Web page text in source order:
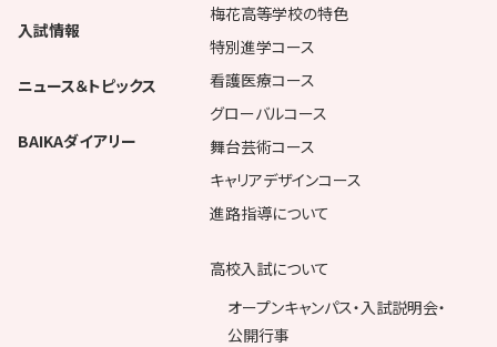
入試情報
ニュース＆トピックス
BAIKAダイアリー
梅花高等学校の特色
特別進学コース
看護医療コース
グローバルコース
舞台芸術コース
キャリアデザインコース
進路指導について
高校入試について
オープンキャンパス・入試説明会・
公開行事